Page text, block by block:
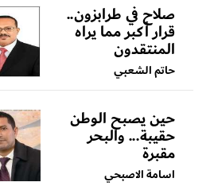
صلاح في طرابزون..
قرار أكبر مما يراه
المنتقدون
حاتم الشعبي
حين يصبح الوطن
حقيبة... والبحر
مقبرة
اسامة الاصبحي